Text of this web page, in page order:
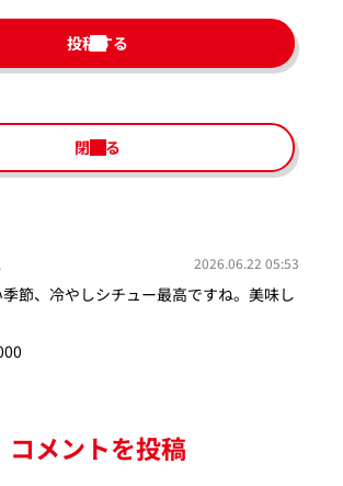
投稿する
閉じる
2026.06.22 05:53
節、冷やしシチュー最高ですね。美味し
コメントを投稿